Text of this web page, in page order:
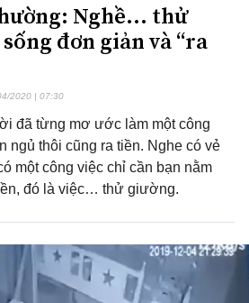
Nghề... thử
đơn giản và “ra
2020 | 07:30
đã từng mơ ước làm một công
ngủ thôi cũng ra tiền. Nghe có vẻ
một công việc chỉ cần bạn nằm
đó là việc… thử giường.